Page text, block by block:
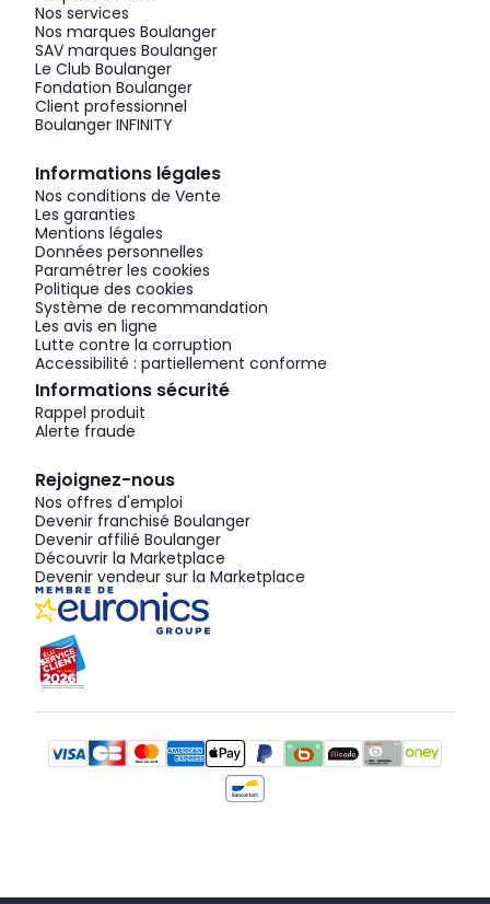
Nos services
Nos marques Boulanger
SAV marques Boulanger
Le Club Boulanger
Fondation Boulanger
Client professionnel
Boulanger INFINITY
Informations légales
Nos conditions de Vente
Les garanties
Mentions légales
Données personnelles
Paramétrer les cookies
Politique des cookies
Système de recommandation
Les avis en ligne
Lutte contre la corruption
Accessibilité : partiellement conforme
Informations sécurité
Rappel produit
Alerte fraude
Rejoignez-nous
Nos offres d'emploi
Devenir franchisé Boulanger
Devenir affilié Boulanger
Découvrir la Marketplace
Devenir vendeur sur la Marketplace